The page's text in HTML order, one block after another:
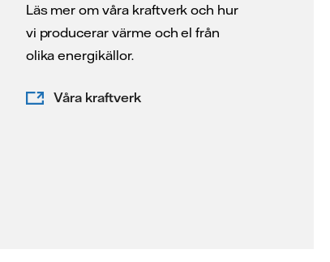
Läs mer om våra kraftverk och hur
vi producerar värme och el från
olika energikällor.
Våra kraftverk